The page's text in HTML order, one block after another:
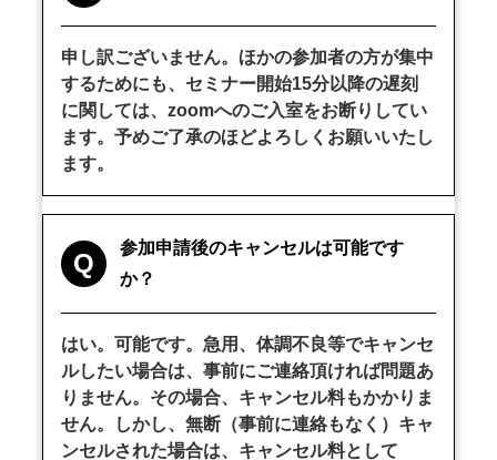
申し訳ございません。ほかの参加者の方が集中
するためにも、セミナー開始15分以降の遅刻
に関しては、zoomへのご入室をお断りしてい
ます。予めご了承のほどよろしくお願いいたし
ます。
Q
参加申請後のキャンセルは可能です
か？
はい。可能です。急用、体調不良等でキャンセ
ルしたい場合は、事前にご連絡頂ければ問題あ
りません。その場合、キャンセル料もかかりま
せん。しかし、無断（事前に連絡もなく）キャ
ンセルされた場合は、キャンセル料として